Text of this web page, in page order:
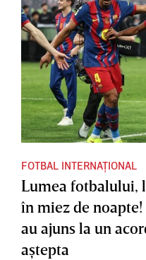
FOTBAL INTERNAȚIONAL
Lumea fotbalului,
în miez de
au ajuns la un
aştepta